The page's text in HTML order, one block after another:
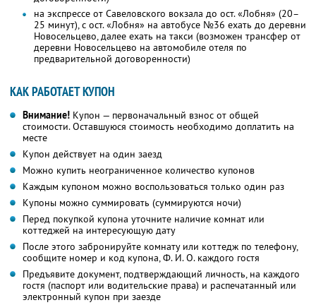
на экспрессе от Савеловского вокзала до ост. «Лобня» (20–
25 минут), с ост. «Лобня» на автобусе №36 ехать до деревни
Новосельцево, далее ехать на такси (возможен трансфер от
деревни Новосельцево на автомобиле отеля по
предварительной договоренности)
КАК РАБОТАЕТ КУПОН
Внимание! Купон — первоначальный взнос от общей
стоимости. Оставшуюся стоимость необходимо доплатить на
месте
Купон действует на один заезд
Можно купить неограниченное количество купонов
Каждым купоном можно воспользоваться только один раз
Купоны можно суммировать (суммируются ночи)
Перед покупкой купона уточните наличие комнат или
коттеджей на интересующую дату
После этого забронируйте комнату или коттедж по телефону,
сообщите номер и код купона,Ф. И. О.каждого гостя
Предъявите документ, подтверждающий личность, на каждого
гостя (паспорт или водительские права) и распечатанный или
электронный купон при заезде